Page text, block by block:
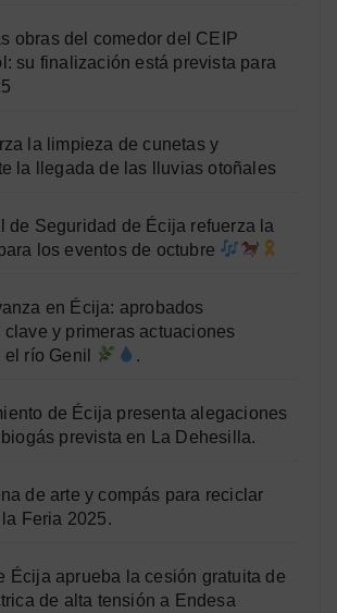
obras del comedor del CEIP
su finalización está prevista para
la limpieza de cunetas y
la llegada de las lluvias otoñales
de Seguridad de Écija refuerza la
los eventos de octubre
en Écija: aprobados
clave y primeras actuaciones
río Genil
.
de Écija presenta alegaciones
prevista en La Dehesilla.
de arte y compás para reciclar
Feria 2025.
Écija aprueba la cesión gratuita de
de alta tensión a Endesa